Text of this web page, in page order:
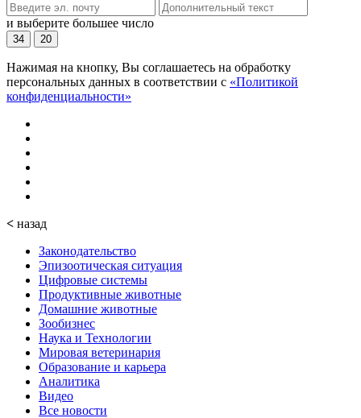
и выберите большее число
34 20
Нажимая на кнопку, Вы соглашаетесь на обработку
персональных данных в соответствии с «Политикой
конфиденциальности»
< назад
Законодательство
Эпизоотическая ситуация
Цифровые системы
Продуктивные животные
Домашние животные
Зообизнес
Наука и Технологии
Мировая ветеринария
Образование и карьера
Аналитика
Видео
Все новости